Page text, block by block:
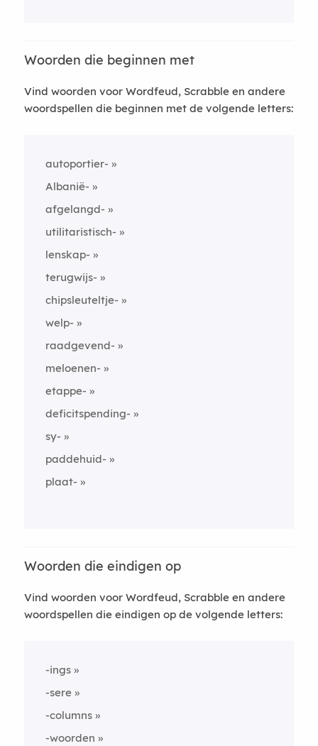
Woorden die beginnen met
Vind woorden voor Wordfeud, Scrabble en andere
woordspellen die beginnen met de volgende letters:
autoportier-
Albanië-
afgelangd-
utilitaristisch-
lenskap-
terugwijs-
chipsleuteltje-
welp-
raadgevend-
meloenen-
etappe-
deficitspending-
sy-
paddehuid-
plaat-
Woorden die eindigen op
Vind woorden voor Wordfeud, Scrabble en andere
woordspellen die eindigen op de volgende letters:
-ings
-sere
-columns
-woorden